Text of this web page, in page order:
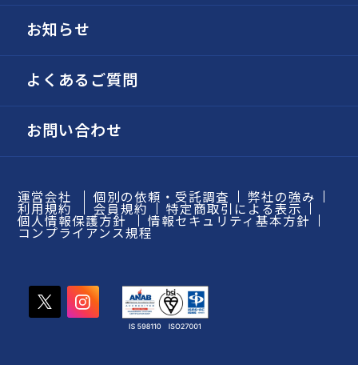
お知らせ
よくあるご質問
お問い合わせ
運営会社 個別の依頼・受託調査 弊社の強み
利用規約 会員規約 特定商取引による表示
個人情報保護方針 情報セキュリティ基本方針
コンプライアンス規程